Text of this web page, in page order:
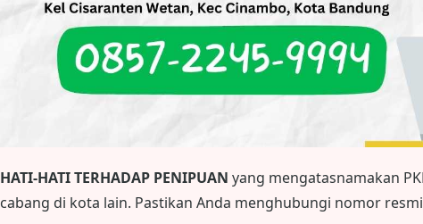
HATI-HATI TERHADAP PENIPUAN yang mengatasnamakan
cabang di kota lain. Pastikan Anda menghubungi nomor